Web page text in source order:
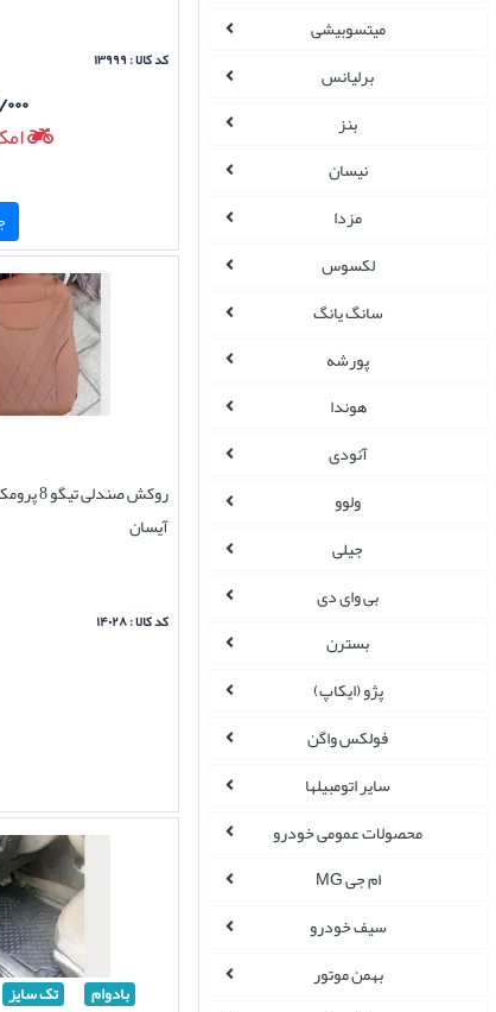
میتسوبیشی
برلیانس
بنز
نیسان
مزدا
لکسوس
سانگ یانگ
پورشه
هوندا
آئودی
ولوو
جیلی
بی وای دی
بسترن
پژو (ایکاپ)
فولکس واگن
سایر اتومبیلها
محصولات عمومی خودرو
ام جی MG
سیف خودرو
بهمن موتور
کد کالا : ۱۳۹۹۹
۴/
روکش
آیسان
کد کالا : ۱۴۰۲۸
بادوام تک سایز